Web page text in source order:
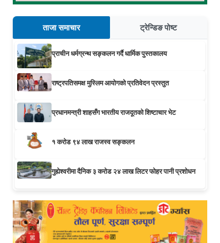
ताजा समाचार ट्रेन्डिङ पोष्ट
प्राचीन धर्मग्रन्थ सङ्कलन गर्दै धार्मिक पुस्तकालय
राष्ट्रपतिसमक्ष मुस्लिम आयोगको प्रतिवेदन प्रस्तुत
प्रधानमन्त्री शाहसँग भारतीय राजदूतको शिष्टाचार भेट
१ करोड ९४ लाख राजस्व सङ्कलन
गुह्येश्वरीमा दैनिक ३ करोड २४ लाख लिटर फोहर पानी प्रशोधन